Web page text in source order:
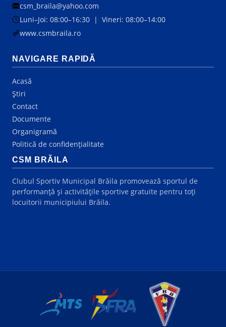
csm_braila@yahoo.com
Luni–Joi: 08:00–16:30 | Vineri: 08:00–14:00
www.csmbraila.ro
NAVIGARE RAPIDĂ
Acasă
Știri
Contact
Documente
Organigramă
Politică de confidențialitate
CSM BRĂILA
Clubul Sportiv Municipal Brăila promovează sportul de
performanță și activitățile sportive gratuite pentru toți
locuitorii municipiului Brăila.